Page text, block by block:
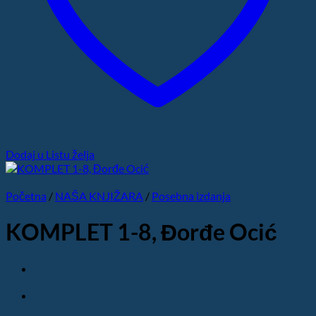
Dodaj u Listu želja
Početna / NAŠA KNJIŽARA / Posebna izdanja
KOMPLET 1-8, Đorđe Ocić